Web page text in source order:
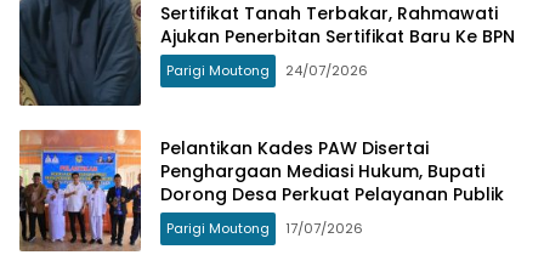
Sertifikat Tanah Terbakar, Rahmawati
Ajukan Penerbitan Sertifikat Baru Ke BPN
Parigi Moutong 24/07/2026
Pelantikan Kades PAW Disertai
Penghargaan Mediasi Hukum, Bupati
Dorong Desa Perkuat Pelayanan Publik
Parigi Moutong 17/07/2026